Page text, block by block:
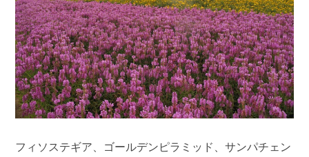
フィソステギア、ゴールデンピラミッド、サンパチェン